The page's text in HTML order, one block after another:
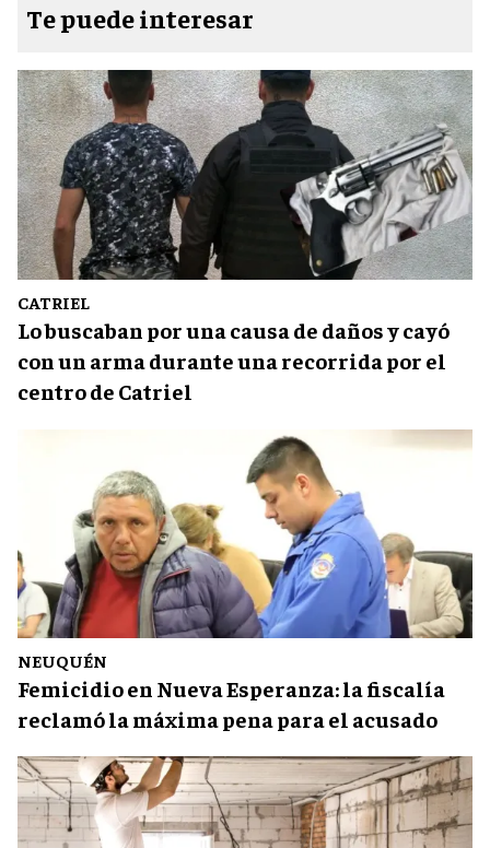
Te puede interesar
CATRIEL
Lo buscaban por una causa de daños y cayó
con un arma durante una recorrida por el
centro de Catriel
NEUQUÉN
Femicidio en Nueva Esperanza: la fiscalía
reclamó la máxima pena para el acusado